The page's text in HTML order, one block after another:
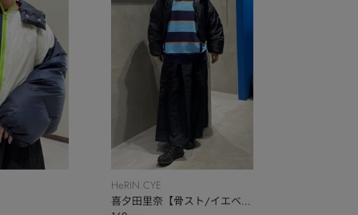
HeRIN.CYE
喜夕田里奈【骨スト/イエベ